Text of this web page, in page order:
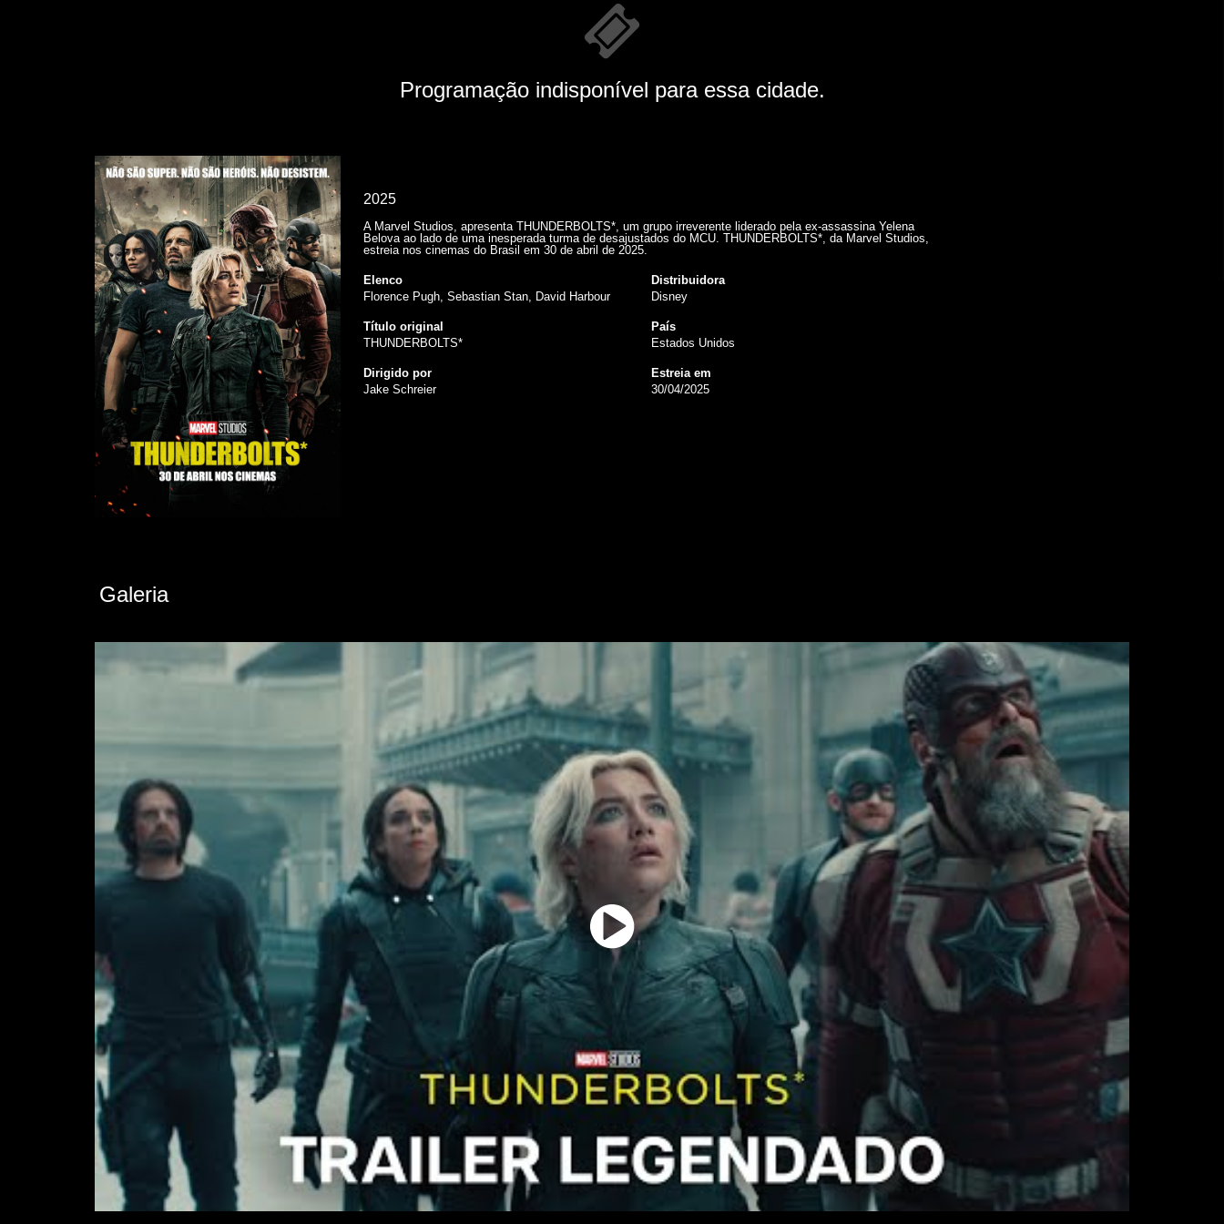
Programação indisponível para essa cidade.
2025
A Marvel Studios, apresenta THUNDERBOLTS*, um grupo irreverente liderado pela ex-assassina Yelena
Belova ao lado de uma inesperada turma de desajustados do MCU. THUNDERBOLTS*, da Marvel Studios,
estreia nos cinemas do Brasil em 30 de abril de 2025.
Elenco
Florence Pugh, Sebastian Stan, David Harbour
Título original
THUNDERBOLTS*
Dirigido por
Jake Schreier
Distribuidora
Disney
País
Estados Unidos
Estreia em
30/04/2025
Galeria